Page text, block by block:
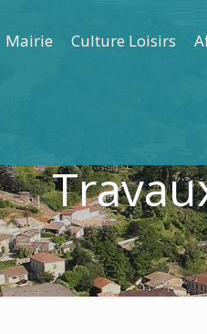
Mairie Culture Loisirs